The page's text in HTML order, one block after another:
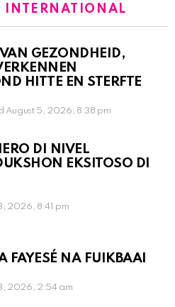
INTERNATIONAL
GEZONDHEID,
HITTE EN STERFTE
August 5, 2026, 8:38 pm
DI NIVEL
EKSITOSO DI
2026, 8:41 pm
FAYESÉ NA FUIKBAAI
2026, 2:54 am